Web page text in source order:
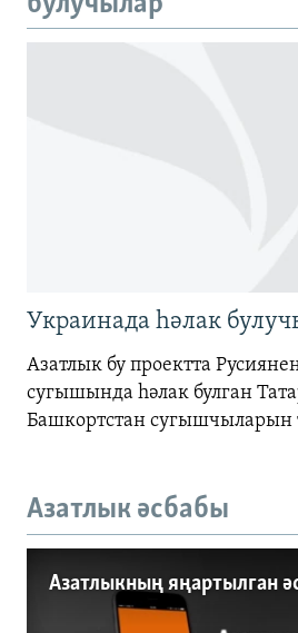
Украинада һәлак
Азатлык бу проектта
сугышында һәлак булган
Башкортстан сугышчыларын
Азатлык әсбабы